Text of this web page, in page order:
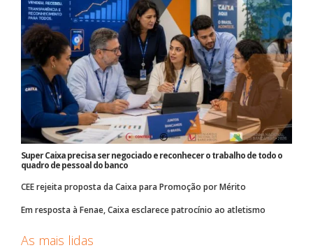
Super Caixa precisa ser negociado e reconhecer o trabalho de todo o
quadro de pessoal do banco
CEE rejeita proposta da Caixa para Promoção por Mérito
Em resposta à Fenae, Caixa esclarece patrocínio ao atletismo
As mais lidas